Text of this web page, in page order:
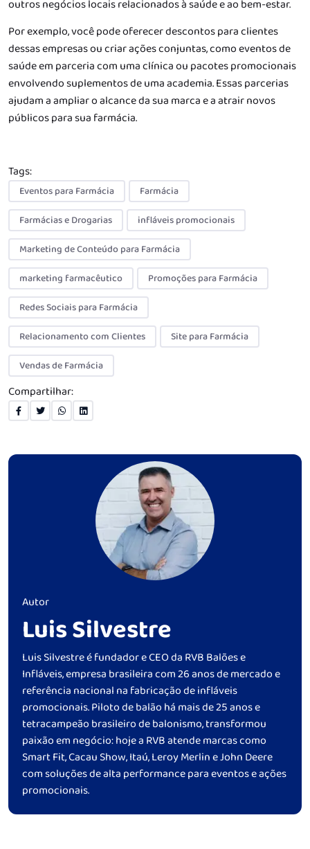
outros negócios locais relacionados à saúde e ao bem-estar.
Por exemplo, você pode oferecer descontos para clientes
dessas empresas ou criar ações conjuntas, como eventos de
saúde em parceria com uma clínica ou pacotes promocionais
envolvendo suplementos de uma academia. Essas parcerias
ajudam a ampliar o alcance da sua marca e a atrair novos
públicos para sua farmácia.
Tags:
Eventos para Farmácia
Farmácia
Farmácias e Drogarias
infláveis promocionais
Marketing de Conteúdo para Farmácia
marketing farmacêutico
Promoções para Farmácia
Redes Sociais para Farmácia
Relacionamento com Clientes
Site para Farmácia
Vendas de Farmácia
Compartilhar:
Autor
Luis Silvestre
Luis Silvestre é fundador e CEO da RVB Balões e
Infláveis, empresa brasileira com 26 anos de mercado e
referência nacional na fabricação de infláveis
promocionais. Piloto de balão há mais de 25 anos e
tetracampeão brasileiro de balonismo, transformou
paixão em negócio: hoje a RVB atende marcas como
Smart Fit, Cacau Show, Itaú, Leroy Merlin e John Deere
com soluções de alta performance para eventos e ações
promocionais.